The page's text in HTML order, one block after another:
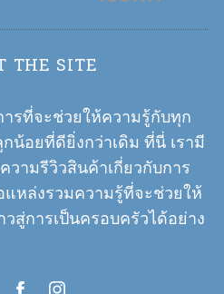
THE SITE
ารที่จะช่วยให้ความรู้กับทุก
น้อยที่ดียิ่งกว่าเดิม ที่นี่ เรามี
วามรีวิวสินค้าเกี่ยวกับการ
แหล่งรวมความรู้ที่จะช่วยให้
การเป็นครอบครัวได้อย่าง